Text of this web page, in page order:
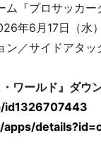
『プロサッカー
年6月17日（水
／サイドアタ
ワールド』ダウ
id1326707443